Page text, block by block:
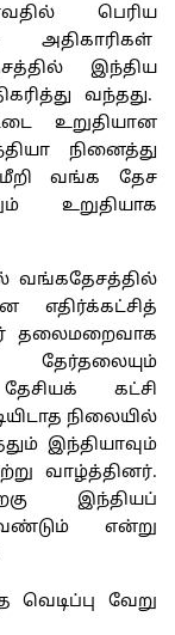
பெரிய
இந்திய
வந்தது.
உறுதியான
நினைத்து
வங்க தேச
உறுதியாக
வங்கதேசத்தில்
எதிர்க்கட்சித்
தலைமறைவாக
கட்சி
நிலையில்
இந்தியாவும்
வாழ்த்தினர்.
இந்தியப்
என்று
வெடிப்பு வேறு